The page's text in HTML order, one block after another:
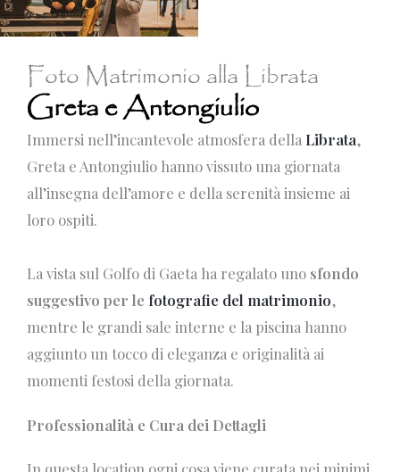
Foto Matrimonio alla Librata
Greta e Antongiulio
Immersi nell’incantevole atmosfera della Librata,
Greta e Antongiulio hanno vissuto una giornata
all’insegna dell’amore e della serenità insieme ai
loro ospiti.
La vista sul Golfo di Gaeta ha regalato uno sfondo
suggestivo per le fotografie del matrimonio,
mentre le grandi sale interne e la piscina hanno
aggiunto un tocco di eleganza e originalità ai
momenti festosi della giornata.
Professionalità e Cura dei Dettagli